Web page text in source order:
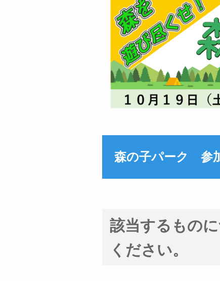
森の子パーク 参
該当するもの
ください。